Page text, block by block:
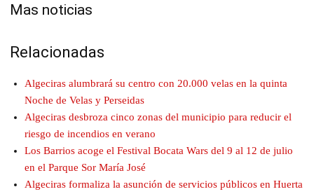
Mas noticias
Relacionadas
Algeciras alumbrará su centro con 20.000 velas en la quinta
Noche de Velas y Perseidas
Algeciras desbroza cinco zonas del municipio para reducir el
riesgo de incendios en verano
Los Barrios acoge el Festival Bocata Wars del 9 al 12 de julio
en el Parque Sor María José
Algeciras formaliza la asunción de servicios públicos en Huerta